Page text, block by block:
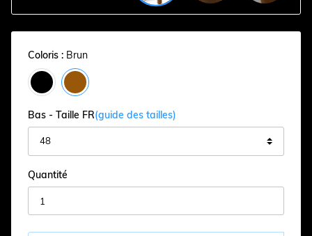
Coloris : Brun
Bas - Taille FR(guide des tailles)
Quantité